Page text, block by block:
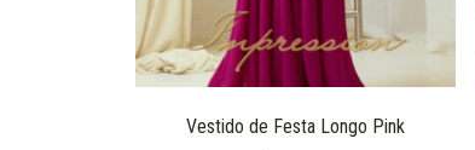
Vestido de Festa Longo Pink